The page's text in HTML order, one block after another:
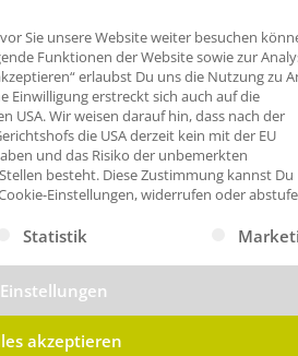
Sie unsere Website weiter besuchen
Funktionen der Website sowie zur
erlaubst Du uns die Nutzung zu
Einwilligung erstreckt sich auch auf die
USA. Wir weisen darauf hin, dass nach der
die USA derzeit kein mit der EU
und das Risiko der unbemerkten
besteht. Diese Zustimmung kannst Du
Einstellungen, widerrufen oder
für die eine Einwilligung
Statistik
Einstellungen
akzeptieren